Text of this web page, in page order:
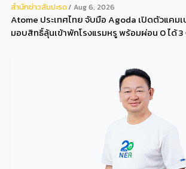
สํานักข่าวสับปะรด Aug 6, 2026
Atome ประเทศไทย จับมือ Agoda เปิดตัวแค
มอบสิทธิ์ลุ้นเข้าพักโรงแรมหรู พร้อมผ่อน 0 ได้